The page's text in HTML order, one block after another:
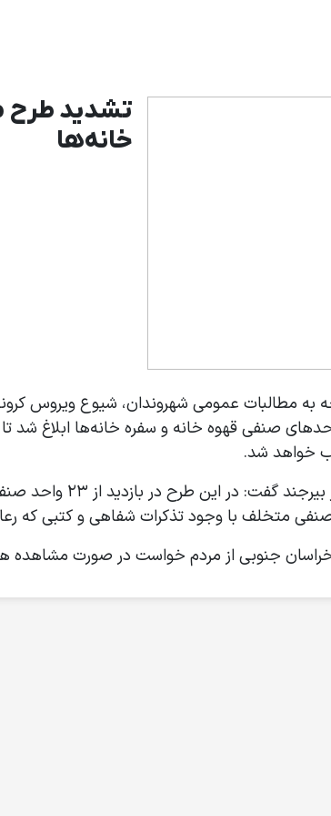
تشدید طرح
خانه‌ها
مطالبات عمومی شهروندان، شیوع ویروس کرونا
صنفی قهوه خانه و سفره خانه‌ها ابلاغ شد
خواهد شد.
از مردم خواست در صورت مشاهده هرگونه تخلف،